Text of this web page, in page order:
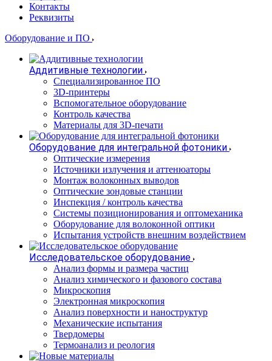
Контакты
Реквизиты
Оборудование и ПО
Аддитивные технологии
Специализированное ПО
3D-принтеры
Вспомогательное оборудование
Контроль качества
Материалы для 3D-печати
Оборудование для интегральной фотоники
Оптические измерения
Источники излучения и аттенюаторы
Монтаж волоконных выводов
Оптические зондовые станции
Инспекция / контроль качества
Системы позиционирования и оптомеханика
Оборудование для волоконной оптики
Испытания устройств внешним воздействием
Исследовательское оборудование
Анализ формы и размера частиц
Анализ химического и фазового состава
Микроскопия
Электронная микроскопия
Анализ поверхности и наноструктур
Механические испытания
Твердомеры
Термоанализ и реология